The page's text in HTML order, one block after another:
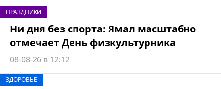
ПРАЗДНИКИ
Ни дня без спорта: Ямал масштабно
отмечает День физкультурника
08-08-26 в 12:12
ЗДОРОВЬЕ